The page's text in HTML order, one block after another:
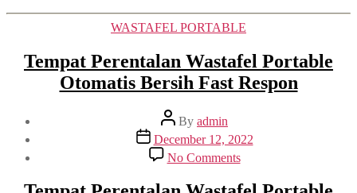
Categories
WASTAFEL PORTABLE
Tempat Perentalan Wastafel Portable
Otomatis Bersih Fast Respon
Post
author
By admin
Post
date
December 12, 2022
No Commentson
Tempat
Perentalan